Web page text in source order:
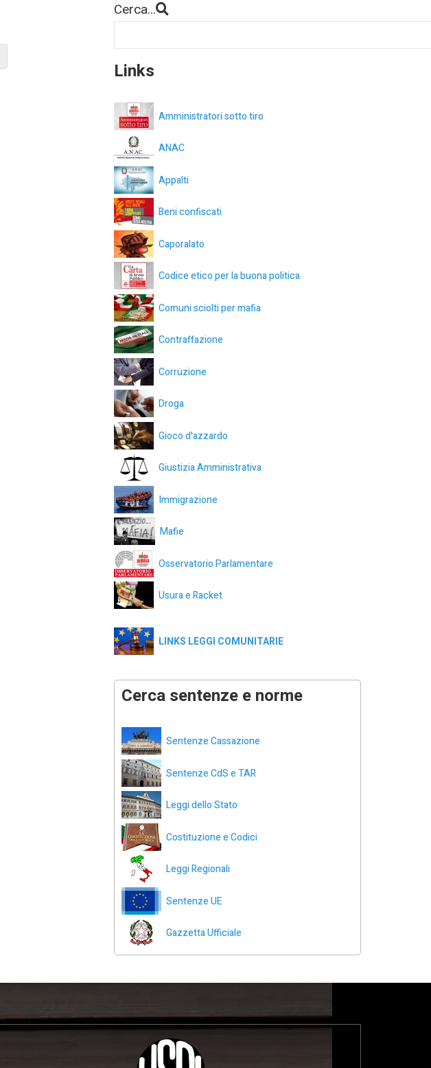
Cerca...
Links
Amministratori sotto tiro
ANAC
Appalti
Beni confiscati
Caporalato
Codice etico per la buona politica
Comuni sciolti per mafia
Contraffazione
Corruzione
Droga
Gioco d'azzardo
Giustizia Amministrativa
Immigrazione
Mafie
Osservatorio Parlamentare
Usura e Racket
LINKS LEGGI COMUNITARIE
Cerca sentenze e norme
Sentenze Cassazione
Sentenze CdS e TAR
Leggi dello Stato
Costituzione e Codici
Leggi Regionali
Sentenze UE
Gazzetta Ufficiale